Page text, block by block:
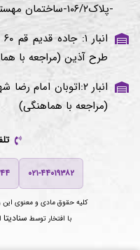
-پلاک۱۰۶/۲-ساختمان مهستان-طبقه۴-واحد ۱۶
طرح آذین (مراجعه با
(مراجعه با هماهنگی)
۰۲۱-۴۴۰۱۹۳۸۲
کلیه حقوق مادی و معنوی
با افتخار توسط سنادیتا